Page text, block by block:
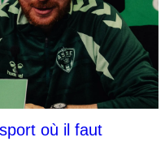
où il faut